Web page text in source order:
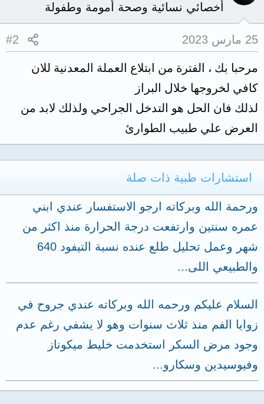
أخصائي نسائية وصحة أمومة وطفولة
25 مارس 2023 #2
مرحبا بك ، الفترة من ابتلاع العملة المعدنية للان
كافي لخروجها خلال البراز
لذلك فان الحل هو التدخل الجراحي ولذلك لابد من
العرض علي طبيب الطوارئ
استشارات طبية ذات صلة
ورحمة الله وبركاته ارجو الاستفسار عندي ابني
عمره سنتين وارتفعت درجة الحرارة منذ اكثر من
شهر وعمل تحليل طلع عنده نسبة التيفود 640
والطبيعي اللى...
السلام عليكم ورحمه الله وبركاته عندي جروح في
زوايا الفم منذ ثلاث سنوات وهو لا يشفي رغم عدم
وجود مرض السكر استخدمت خليط ميكوناز
وفيوسيدين وسكارو...